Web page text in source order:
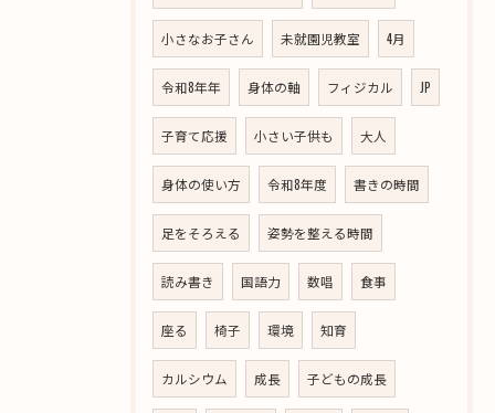
小さなお子さん 未就園児教室 4月
令和8年年 身体の軸 フィジカル JP
子育て応援 小さい子供も 大人
身体の使い方 令和8年度 書きの時間
足をそろえる 姿勢を整える時間
読み書き 国語力 数唱 食事
座る 椅子 環境 知育
カルシウム 成長 子どもの成長